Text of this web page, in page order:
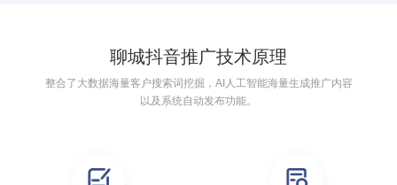
聊城抖音推广技术原理
整合了大数据海量客户搜索词挖掘，AI人工智能海量生成推广内容
以及系统自动发布功能。